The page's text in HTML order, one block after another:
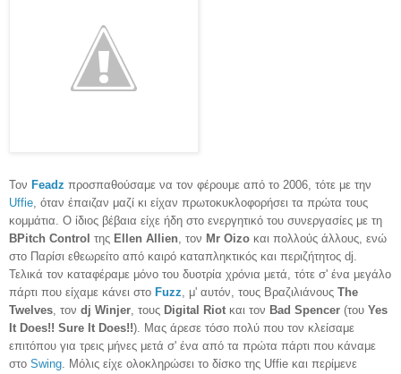
Τον Feadz προσπαθούσαμε να τον φέρουμε από το 2006, τότε με την
Uffie , όταν έπαιζαν μαζί κι είχαν πρωτοκυκλοφορήσει τα πρώτα τους
κομμάτια. Ο ίδιος βέβαια είχε ήδη στο ενεργητικό του συνεργασίες με τη
BPitch Control της Ellen Allien , τον Mr Oizo και πολλούς άλλους, ενώ
στο Παρίσι εθεωρείτο από καιρό καταπληκτικός και περιζήτητος dj.
Τελικά τον καταφέραμε μόνο του δυοτρία χρόνια μετά, τότε σ' ένα μεγάλο
πάρτι που είχαμε κάνει στο Fuzz , μ' αυτόν, τους Βραζιλιάνους The
Twelves , τον dj Winjer , τους Digital Riot και τον Bad Spencer (του Yes
It Does!! Sure It Does!!). Μας άρεσε τόσο πολύ που τον κλείσαμε
επιτόπου για τρεις μήνες μετά σ' ένα από τα πρώτα πάρτι που κάναμε
στο Swing . Μόλις είχε ολοκληρώσει το δίσκο της Uffie και περίμενε